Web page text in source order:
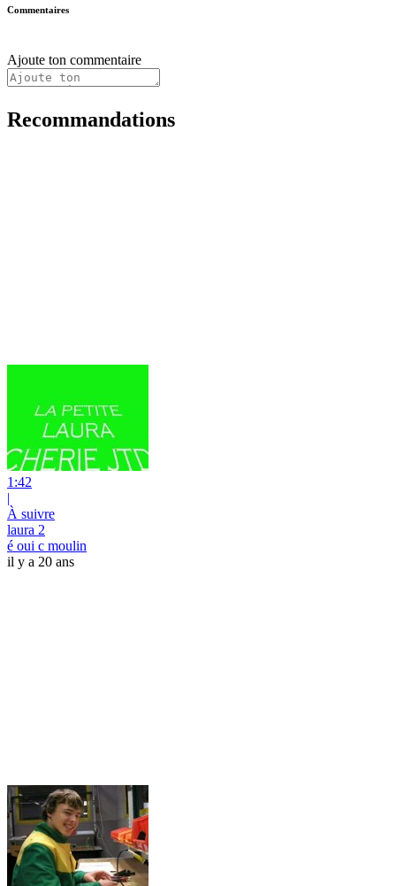
Commentaires
Ajoute ton commentaire
Recommandations
1:42
|
À suivre
laura 2
é oui c moulin
il y a 20 ans